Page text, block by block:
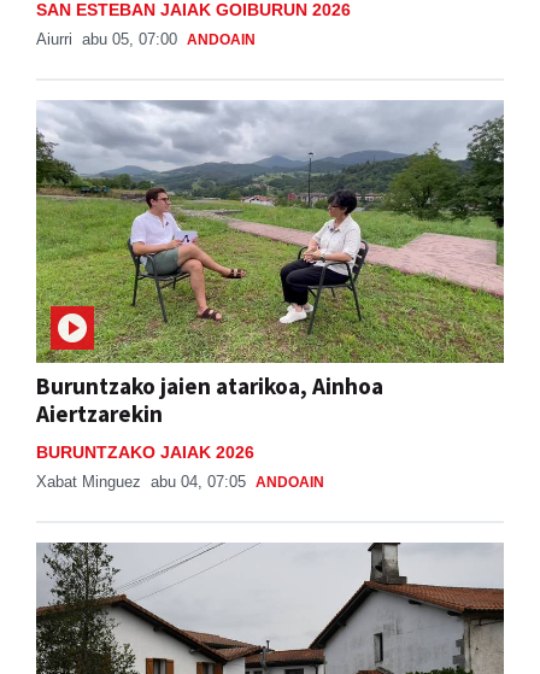
SAN ESTEBAN JAIAK GOIBURUN 2026
Aiurri abu 05, 07:00 ANDOAIN
Buruntzako jaien atarikoa, Ainhoa
Aiertzarekin
BURUNTZAKO JAIAK 2026
Xabat Minguez abu 04, 07:05 ANDOAIN